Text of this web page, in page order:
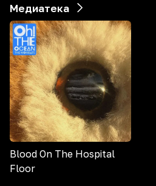
Медиатека
Blood On The Hospital
Floor